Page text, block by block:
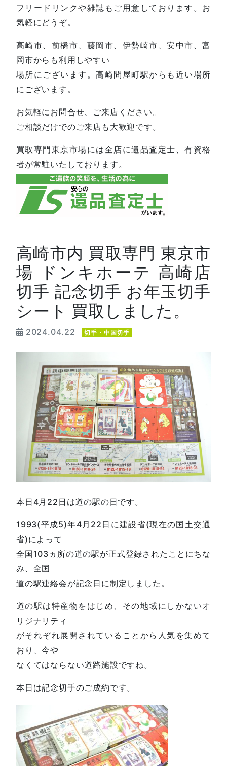
フリードリンクや雑誌もご用意しております。お
気軽にどうぞ。
高崎市、前橋市、藤岡市、伊勢崎市、安中市、富
岡市からも利用しやすい
場所にございます。高崎問屋町駅からも近い場所
にございます。
お気軽にお問合せ、ご来店ください。
ご相談だけでのご来店も大歓迎です。
買取専門東京市場には全店に遺品査定士、有資格
者が常駐いたしております。
高崎市内 買取専門 東京市
場 ドンキホーテ 高崎店
切手 記念切手 お年玉切手
シート 買取しました。
2024.04.22 切手・中国切手
本日4月22日は道の駅の日です。
1993(平成5)年4月22日に建設省(現在の国土交通
省)によって
全国103ヵ所の道の駅が正式登録されたことにちな
み、全国
道の駅連絡会が記念日に制定しました。
道の駅は特産物をはじめ、その地域にしかないオ
リジナリティ
がそれぞれ展開されていることから人気を集めて
おり、今や
なくてはならない道路施設ですね。
本日は記念切手のご成約です。